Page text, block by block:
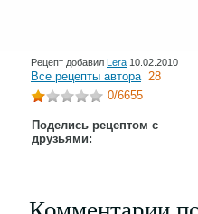
Рецепт добавил Lera 10.02.2010
Все рецепты автора 28
0/6655
Поделись рецептом с
друзьями: